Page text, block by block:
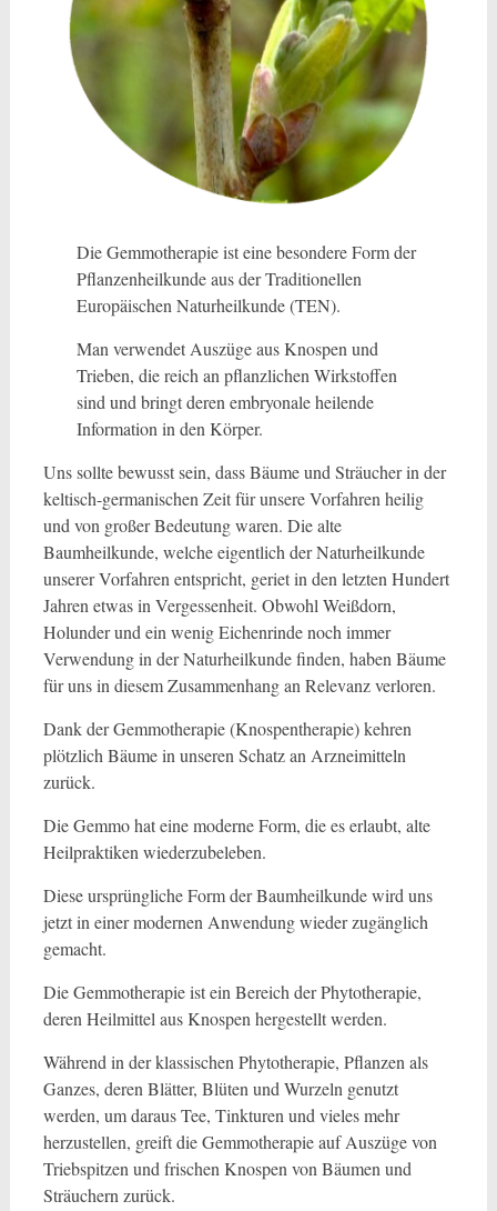
Die Gemmotherapie ist eine besondere Form der
Pflanzenheilkunde aus der Traditionellen
Europäischen Naturheilkunde (TEN).
Man verwendet Auszüge aus Knospen und
Trieben, die reich an pflanzlichen Wirkstoffen
sind und bringt deren embryonale heilende
Information in den Körper.
Uns sollte bewusst sein, dass Bäume und Sträucher in der
keltisch-germanischen Zeit für unsere Vorfahren heilig
und von großer Bedeutung waren. Die alte
Baumheilkunde, welche eigentlich der Naturheilkunde
unserer Vorfahren entspricht, geriet in den letzten Hundert
Jahren etwas in Vergessenheit. Obwohl Weißdorn,
Holunder und ein wenig Eichenrinde noch immer
Verwendung in der Naturheilkunde finden, haben Bäume
für uns in diesem Zusammenhang an Relevanz verloren.
Dank der Gemmotherapie (Knospentherapie) kehren
plötzlich Bäume in unseren Schatz an Arzneimitteln
zurück.
Die Gemmo hat eine moderne Form, die es erlaubt, alte
Heilpraktiken wiederzubeleben.
Diese ursprüngliche Form der Baumheilkunde wird uns
jetzt in einer modernen Anwendung wieder zugänglich
gemacht.
Die Gemmotherapie ist ein Bereich der Phytotherapie,
deren Heilmittel aus Knospen hergestellt werden.
Während in der klassischen Phytotherapie, Pflanzen als
Ganzes, deren Blätter, Blüten und Wurzeln genutzt
werden, um daraus Tee, Tinkturen und vieles mehr
herzustellen, greift die Gemmotherapie auf Auszüge von
Triebspitzen und frischen Knospen von Bäumen und
Sträuchern zurück.